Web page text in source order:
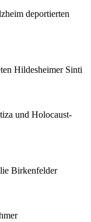
deportierten
Hildesheimer Sinti
und Holocaust-
Birkenfelder